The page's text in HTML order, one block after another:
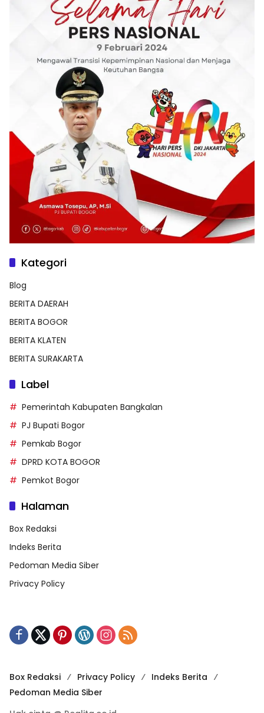
Kategori
Blog
BERITA DAERAH
BERITA BOGOR
BERITA KLATEN
BERITA SURAKARTA
Label
Pemerintah Kabupaten Bangkalan
PJ Bupati Bogor
Pemkab Bogor
DPRD KOTA BOGOR
Pemkot Bogor
Halaman
Box Redaksi
Indeks Berita
Pedoman Media Siber
Privacy Policy
Box Redaksi Privacy Policy
Indeks Berita
Pedoman Media Siber